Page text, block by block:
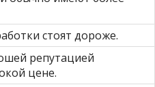
стоят дороже.
репутацией
цене.